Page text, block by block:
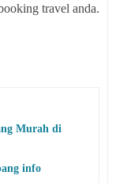
travel anda.
Murah di
info